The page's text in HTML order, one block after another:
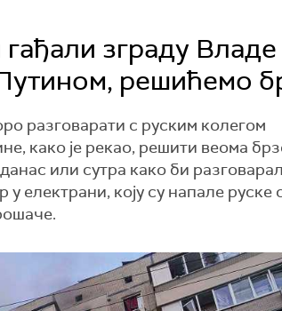
зграду Владе
решићемо
разговарати с руским колегом
како је рекао, решити веома
или сутра како би
електрани, коју су напале руске